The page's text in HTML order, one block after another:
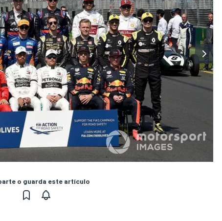
o guarda este artículo